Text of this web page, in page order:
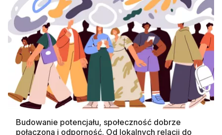
Budowanie potencjału, społeczność dobrze
połączona i odporność. Od lokalnych relacji do